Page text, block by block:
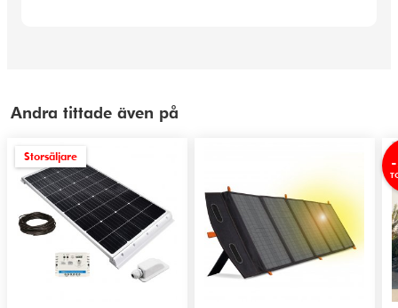
Andra tittade även på
Storsäljare